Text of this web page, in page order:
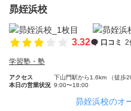
昴姪浜校
3.32 口コミ 2
学習塾・塾
アクセス
下山門駅から1.6km （徒歩
本日の営業状況 9:00〜18:00
昴姪浜校のオ